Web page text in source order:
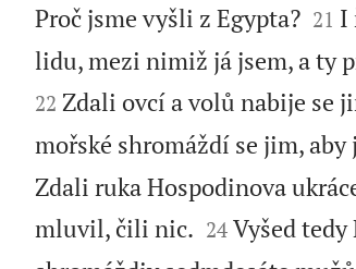
Proč jsme vyšli z Egypta?
21 I
lidu, mezi nimiž já jsem, a ty
22 Zdali ovcí a volů nabije se
mořské shromáždí se jim,
Zdali ruka Hospodinova
mluvil, čili nic.
24 Vyšed